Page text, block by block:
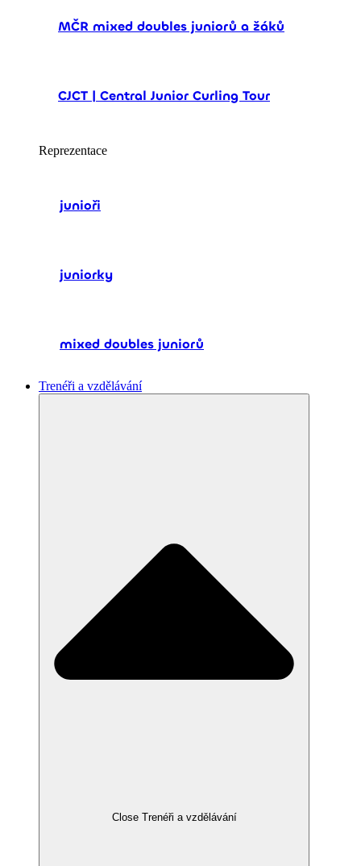
MČR mixed doubles juniorů a žáků
CJCT | Central Junior Curling Tour
Reprezentace
junioři
juniorky
mixed doubles juniorů
Trenéři a vzdělávání
Close Trenéři a vzdělávání